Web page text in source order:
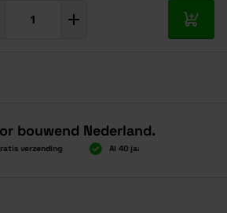
In
bouwend Nederland.
verzending
Al 40 jaar dé specialist